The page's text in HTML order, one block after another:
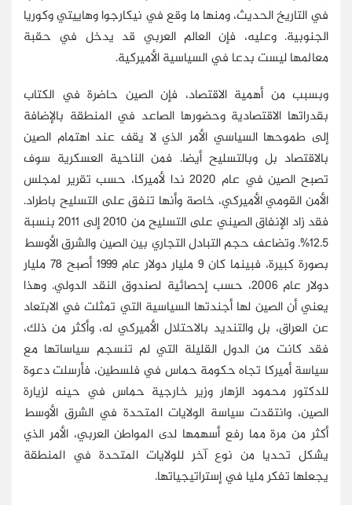
في التاريخ الحديث، ومنها ما وقع في نيكارجوا وهاييتي وكوريا
الجنوبية. وعليه، فإن العالم العربي قد يدخل في حقبة
معالمها ليست بدعا في السياسية الأميركية.
وبسبب من أهمية الاقتصاد، فإن الصين حاضرة في الكتاب
بقدراتها الاقتصادية وحضورها الصاعد في المنطقة بالإضافة
إلى طموحها السياسي الأمر الذي لا يقف عند اهتمام الصين
بالاقتصاد بل وبالتسليح أيضا. فمن الناحية العسكرية سوف
تصبح الصين في عام 2020 ندا لأميركا، حسب تقرير لمجلس
الأمن القومي الأميركي، خاصة وأنها تنفق على التسليح باطراد.
فقد زاد الإنفاق الصيني على التسليح من 2010 إلى 2011 بنسبة
12.5%. وتضاعف حجم التبادل التجاري بين الصين والشرق الأوسط
بصورة كبيرة، فبينما كان 9 مليار دولار عام 1999 أصبح 78 مليار
دولار عام 2006، حسب إحصائية لصندوق النقد الدولي. وهذا
يعني أن الصين لها أجندتها السياسية التي تمثلت في الابتعاد
عن العراق، بل والتنديد بالاحتلال الأميركي له، وأكثر من ذلك،
فقد كانت من الدول القليلة التي لم تنسجم سياساتها مع
سياسة أميركا تجاه حكومة حماس في فلسطين، فأرسلت دعوة
للدكتور محمود الزهار وزير خارجية حماس في حينه لزيارة
الصين، وانتقدت سياسة الولايات المتحدة في الشرق الأوسط
أكثر من مرة مما رفع أسهمها لدى المواطن العربي، الأمر الذي
يشكل تحديا من نوع آخر للولايات المتحدة في المنطقة
يجعلها تفكر مليا في إستراتيجياتها.